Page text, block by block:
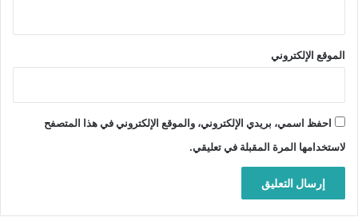
الموقع الإلكتروني
احفظ اسمي، بريدي الإلكتروني، والموقع الإلكتروني في هذا المتصفح
لاستخدامها المرة المقبلة في تعليقي.